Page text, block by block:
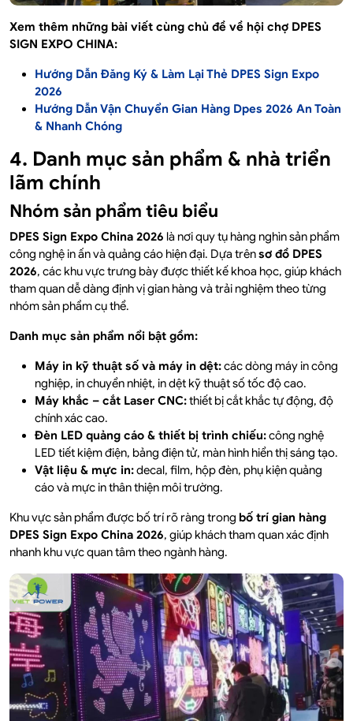
Xem thêm những bài viết cùng chủ đề về hội chợ DPES
SIGN EXPO CHINA:
Hướng Dẫn Đăng Ký & Làm Lại Thẻ DPES Sign Expo
2026
Hướng Dẫn Vận Chuyển Gian Hàng Dpes 2026 An Toàn
& Nhanh Chóng
4. Danh mục sản phẩm & nhà triển
lãm chính
Nhóm sản phẩm tiêu biểu
DPES Sign Expo China 2026 là nơi quy tụ hàng nghìn sản phẩm
công nghệ in ấn và quảng cáo hiện đại. Dựa trênsơ đồ DPES
2026, các khu vực trưng bày được thiết kế khoa học, giúp khách
tham quan dễ dàng định vị gian hàng và trải nghiệm theo từng
nhóm sản phẩm cụ thể.
Danh mục sản phẩm nổi bật gồm:
Máy in kỹ thuật số và máy in dệt:các dòng máy in công
nghiệp, in chuyển nhiệt, in dệt kỹ thuật số tốc độ cao.
Máy khắc – cắt Laser CNC:thiết bị cắt khắc tự động, độ
chính xác cao.
Đèn LED quảng cáo & thiết bị trình chiếu:công nghệ
LED tiết kiệm điện, bảng điện tử, màn hình hiển thị sáng tạo.
Vật liệu & mực in:decal, film, hộp đèn, phụ kiện quảng
cáo và mực in thân thiện môi trường.
Khu vực sản phẩm được bố trí rõ ràng trong bố trí gian hàng
DPES Sign Expo China 2026, giúp khách tham quan xác định
nhanh khu vực quan tâm theo ngành hàng.